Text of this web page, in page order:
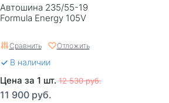
Автошина 235/55-19
Formula Energy 105V
Сравнить Отложить
В наличии
Цена за 1 шт.12 530 руб.
11 900 руб.